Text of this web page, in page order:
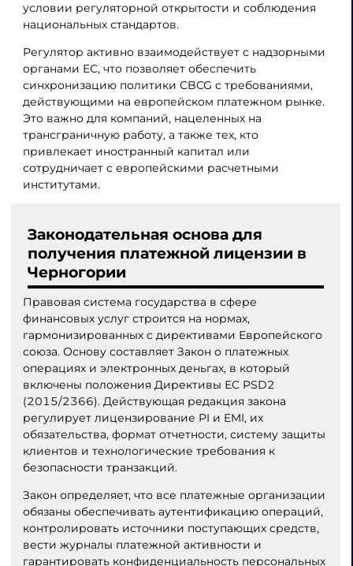
условии регуляторной открытости и соблюдения
национальных стандартов.
Регулятор активно взаимодействует с надзорными
органами ЕС, что позволяет обеспечить
синхронизацию политики CBCG с требованиями,
действующими на европейском платежном рынке.
Это важно для компаний, нацеленных на
трансграничную работу, а также тех, кто
привлекает иностранный капитал или
сотрудничает с европейскими расчетными
институтами.
Законодательная основа для
получения платежной лицензии в
Черногории
Правовая система государства в сфере
финансовых услуг строится на нормах,
гармонизированных с директивами Европейского
союза. Основу составляет Закон о платежных
операциях и электронных деньгах, в который
включены положения Директивы ЕС PSD2
(2015/2366). Действующая редакция закона
регулирует лицензирование PI и EMI, их
обязательства, формат отчетности, систему защиты
клиентов и технологические требования к
безопасности транзакций.
Закон определяет, что все платежные организации
обязаны обеспечивать аутентификацию операций,
контролировать источники поступающих средств,
вести журналы платежной активности и
гарантировать конфиденциальность персональных